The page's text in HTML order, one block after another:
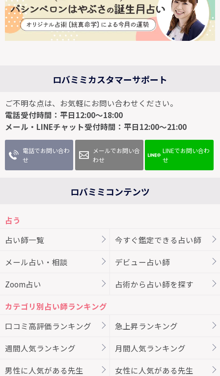
ロバミミカスタマーサポート
ご不明な点は、お気軽にお問い合わせください。
電話受付時間：平日12:00～18:00
メール・LINEチャット受付時間：平日12:00～21:00
電話でお問い合わ
せ
メールでお問い合
わせ
LINEでお問い合わ
せ
ロバミミコンテンツ
占う
占い師一覧
今すぐ鑑定できる占い師
メール占い・相談 デビュー占い師
Zoom占い 占術から占い師を探す
カテゴリ別占い師ランキング
口コミ高評価ランキング
急上昇ランキング
週間人気ランキング 月間人気ランキング
男性に人気がある先生 女性に人気がある先生